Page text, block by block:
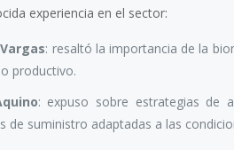
experiencia en el sector:
: resaltó la importancia de la
productivo.
: expuso sobre estrategias de
de suministro adaptadas a las